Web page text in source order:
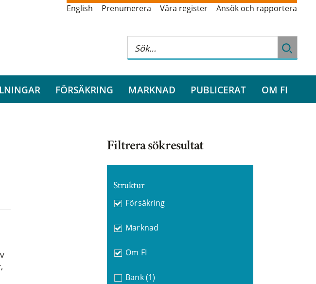
English Prenumerera Våra register Ansök och rapportera
FÖRSÄKRING MARKNAD PUBLICERAT OM FI
Filtrera sökresultat
Struktur
Försäkring
Marknad
Om FI
Bank (1)